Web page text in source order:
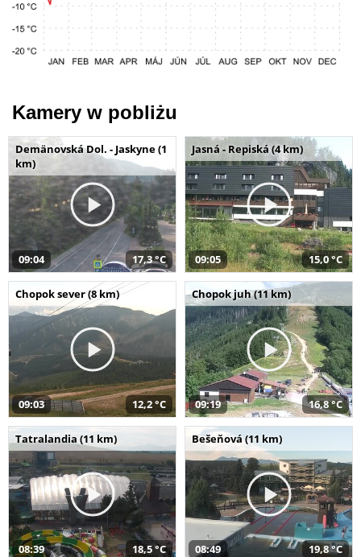
Kamery w pobliżu
Demänovská Dol. - Jaskyne (1
km)
09:04 17,3 °C
Jasná - Repiská (4 km)
09:05 15,0 °C
Chopok sever (8 km)
09:03 12,2 °C
Chopok juh (11 km)
09:19 16,8 °C
Tatralandia (11 km)
08:39 18,5 °C
Bešeňová (11 km)
08:49 19,8 °C